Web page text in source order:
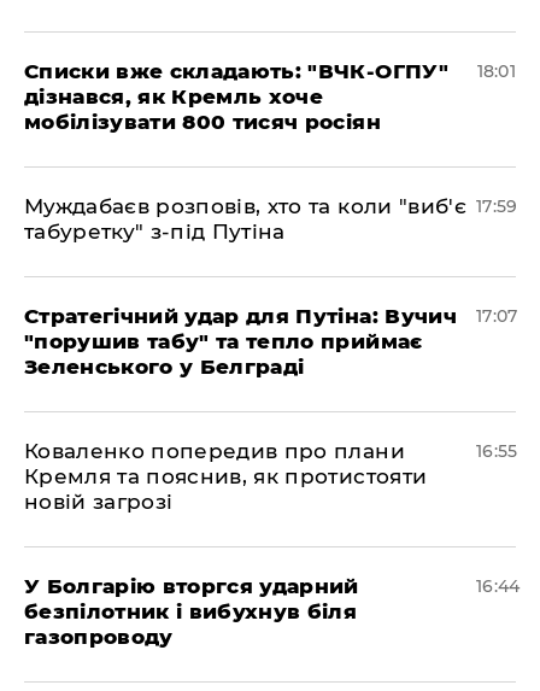
Списки вже складають: "ВЧК-ОГПУ"
дізнався, як Кремль хоче
мобілізувати 800 тисяч росіян
18:01
Муждабаєв розповів, хто та коли "виб'є
табуретку" з-під Путіна
17:59
Стратегічний удар для Путіна: Вучич
"порушив табу" та тепло приймає
Зеленського у Белграді
17:07
Коваленко попередив про плани
Кремля та пояснив, як протистояти
новій загрозі
16:55
У Болгарію вторгся ударний
безпілотник і вибухнув біля
газопроводу
16:44